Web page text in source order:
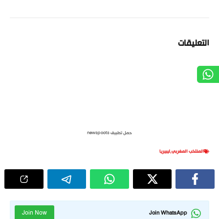
التعليقات
حمل تطبيق newspoots
المنتخب المغربي,ليبيريا
Join WhatsApp
Join Now